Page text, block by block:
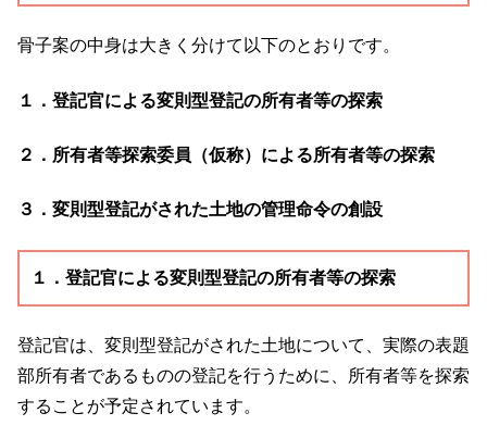
骨子案の中身は大きく分けて以下のとおりです。
１．登記官による変則型登記の所有者等の探索
２．所有者等探索委員（仮称）による所有者等の探索
３．変則型登記がされた土地の管理命令の創設
１．登記官による変則型登記の所有者等の探索
登記官は、変則型登記がされた土地について、実際の表題
部所有者であるものの登記を行うために、所有者等を探索
することが予定されています。